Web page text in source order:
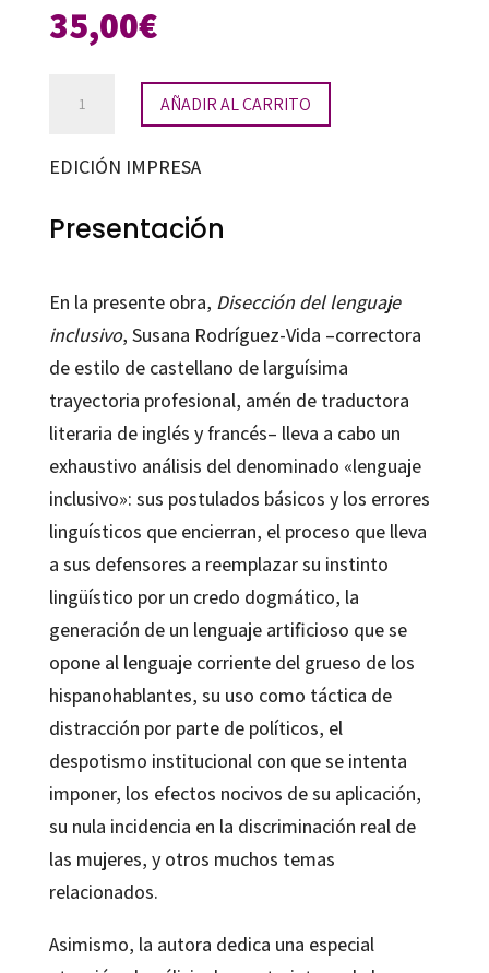
35,00€
lenguaje
cantidad
AÑADIR AL CARRITO
EDICIÓN IMPRESA
Presentación
En la presente obra, Disección del lenguaje
inclusivo, Susana Rodríguez-Vida –correctora
de estilo de castellano de larguísima
trayectoria profesional, amén de traductora
literaria de inglés y francés– lleva a cabo un
exhaustivo análisis del denominado «lenguaje
inclusivo»: sus postulados básicos y los errores
linguísticos que encierran, el proceso que lleva
a sus defensores a reemplazar su instinto
lingüístico por un credo dogmático, la
generación de un lenguaje artificioso que se
opone al lenguaje corriente del grueso de los
hispanohablantes, su uso como táctica de
distracción por parte de políticos, el
despotismo institucional con que se intenta
imponer, los efectos nocivos de su aplicación,
su nula incidencia en la discriminación real de
las mujeres, y otros muchos temas
relacionados.
Asimismo, la autora dedica una especial